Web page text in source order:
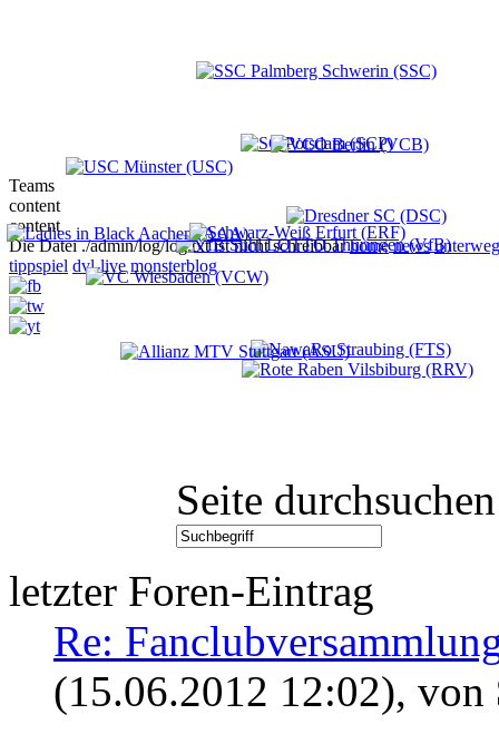
Teams
content
content
Die Datei ./admin/log/log.txt ist nicht schreibbarhome news
tippspiel dvl-live monsterblog
Seite durchsuchen
letzter Foren-Eintrag
Re:
(15.06.2012 12:02), von